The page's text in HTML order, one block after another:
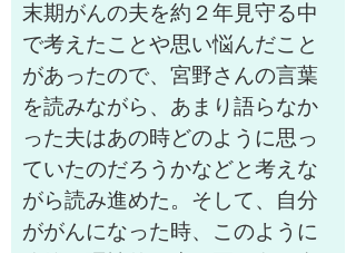
末期がんの夫を約２年見守る中
で考えたことや思い悩んだこと
があったので、宮野さんの言葉
を読みながら、あまり語らなか
った夫はあの時どのように思っ
ていたのだろうかなどと考えな
がら読み進めた。そして、自分
ががんになった時、このように